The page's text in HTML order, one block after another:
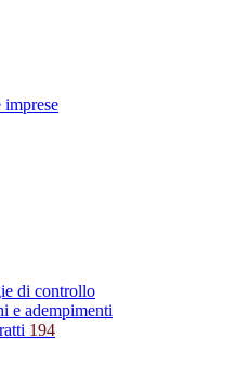
di controllo
e adempimenti
194